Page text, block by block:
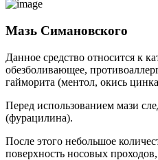
Мазь Симановского
Данное средство относится к
обезболивающее,
гайморита (ментол, окись
Перед использованием мази
(фурацилина).
После этого небольшое
поверхность носовых